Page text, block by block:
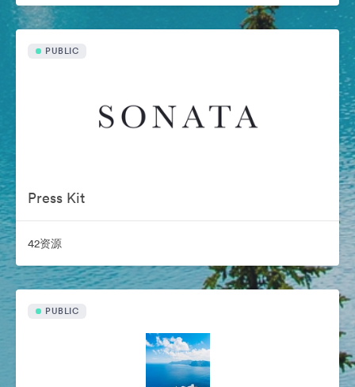
PUBLIC
Press Kit
42资源
PUBLIC